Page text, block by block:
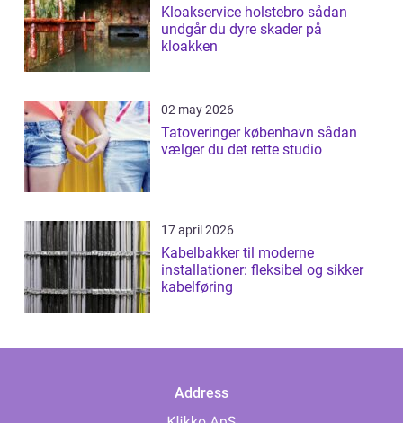
Kloakservice holstebro sådan
undgår du dyre skader på
kloakken
02 may 2026
Tatoveringer københavn sådan
vælger du det rette studio
17 april 2026
Kabelbakker til moderne
installationer: fleksibel og sikker
kabelføring
Address